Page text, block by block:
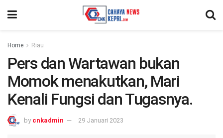
Home Riau
Pers dan Wartawan bukan
Momok menakutkan, Mari
Kenali Fungsi dan Tugasnya.
by cnkadmin 29 Januari 2023